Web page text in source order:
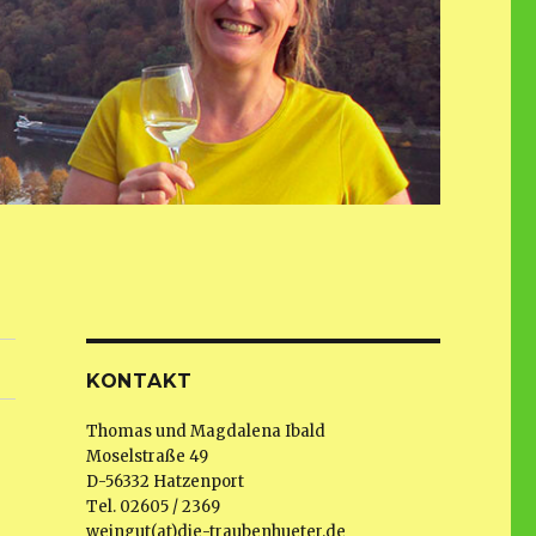
KONTAKT
Thomas und Magdalena Ibald
Moselstraße 49
D-56332 Hatzenport
Tel. 02605 / 2369